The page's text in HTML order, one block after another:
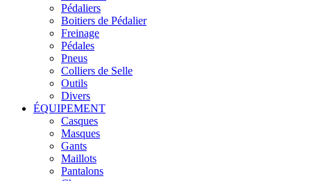
Pédaliers
Boitiers de Pédalier
Freinage
Pédales
Pneus
Colliers de Selle
Outils
Divers
ÉQUIPEMENT
Casques
Masques
Gants
Maillots
Pantalons